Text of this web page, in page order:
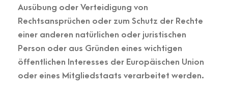
Ausübung oder Verteidigung von
Rechtsansprüchen oder zum Schutz der Rechte
einer anderen natürlichen oder juristischen
Person oder aus Gründen eines wichtigen
öffentlichen Interesses der Europäischen Union
oder eines Mitgliedstaats verarbeitet werden.